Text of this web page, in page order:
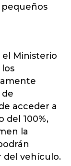
pequeños
Ministerio
acceder a
del 100%,
la
del vehículo.